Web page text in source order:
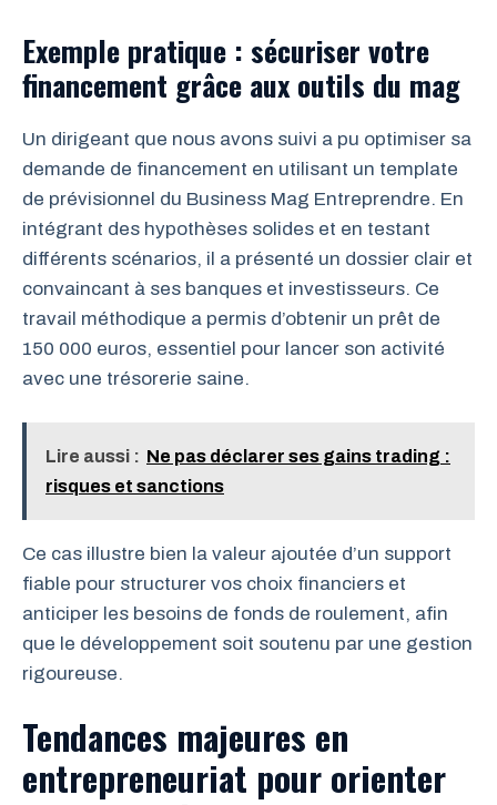
Exemple pratique : sécuriser votre
financement grâce aux outils du mag
Un dirigeant que nous avons suivi a pu optimiser sa
demande de financement en utilisant un template
de prévisionnel du Business Mag Entreprendre. En
intégrant des hypothèses solides et en testant
différents scénarios, il a présenté un dossier clair et
convaincant à ses banques et investisseurs. Ce
travail méthodique a permis d’obtenir un prêt de
150 000 euros, essentiel pour lancer son activité
avec une trésorerie saine.
Lire aussi : Ne pas déclarer ses gains trading :
risques et sanctions
Ce cas illustre bien la valeur ajoutée d’un support
fiable pour structurer vos choix financiers et
anticiper les besoins de fonds de roulement, afin
que le développement soit soutenu par une gestion
rigoureuse.
Tendances majeures en
entrepreneuriat pour orienter